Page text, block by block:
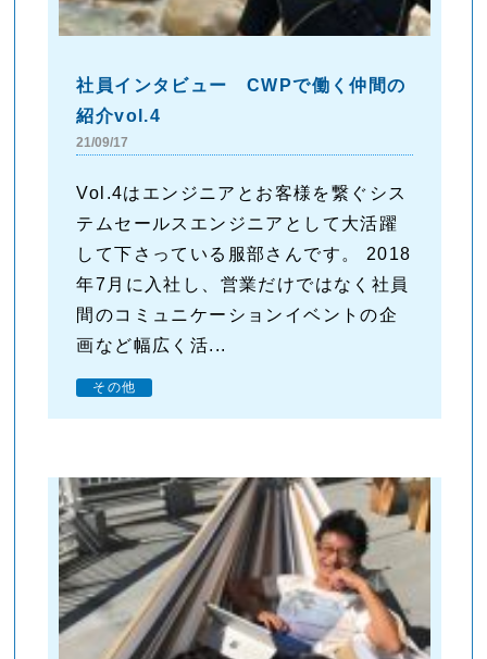
社員インタビュー CWPで働く仲間の
紹介vol.4
21/09/17
Vol.4はエンジニアとお客様を繋ぐシス
テムセールスエンジニアとして大活躍
して下さっている服部さんです。 2018
年7月に入社し、営業だけではなく社員
間のコミュニケーションイベントの企
画など幅広く活...
その他